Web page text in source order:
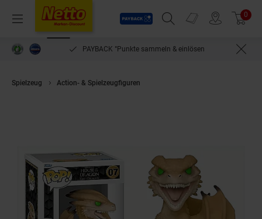
Menü
Payback
Suchfeld einblenden
Prospekte 0
PAYBACK °Punkte sammeln & einlösen
Spielzeug Action- & Spielzeugfiguren